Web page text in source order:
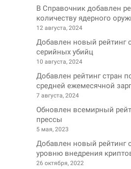
В Справочник добавлен
количеству ядерного
12 августа, 2024
Добавлен новый рейтинг
серийных убийц
10 августа, 2024
Добавлен рейтинг стран
средней ежемесячной
7 августа, 2024
Обновлен всемирный
прессы
5 мая, 2023
Добавлен новый рейтинг
уровню внедрения
26 октября, 2022